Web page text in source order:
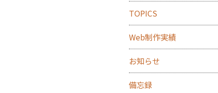
TOPICS
Web制作実績
お知らせ
備忘録